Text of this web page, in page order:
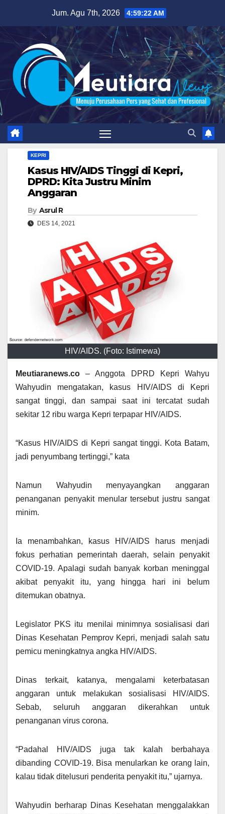
content
Jum. Agu 7th, 2026 4:59:23 AM
KEPRI
Kasus HIV/AIDS Tinggi di Kepri,
DPRD: Kita Justru Minim
Anggaran
By Asrul R
DES 14, 2021
HIV/AIDS. (Foto: Istimewa)
Meutiaranews.co – Anggota DPRD Kepri Wahyu
Wahyudin mengatakan, kasus HIV/AIDS di Kepri
sangat tinggi, dan sampai saat ini tercatat sudah
sekitar 12 ribu warga Kepri terpapar HIV/AIDS.
“Kasus HIV/AIDS di Kepri sangat tinggi. Kota Batam,
jadi penyumbang tertinggi,” kata
Namun Wahyudin menyayangkan anggaran
penanganan penyakit menular tersebut justru sangat
minim.
Ia menambahkan, kasus HIV/AIDS harus menjadi
fokus perhatian pemerintah daerah, selain penyakit
COVID-19. Apalagi sudah banyak korban meninggal
akibat penyakit itu, yang hingga hari ini belum
ditemukan obatnya.
Legislator PKS itu menilai minimnya sosialisasi dari
Dinas Kesehatan Pemprov Kepri, menjadi salah satu
pemicu meningkatnya angka HIV/AIDS.
Dinas terkait, katanya, mengalami keterbatasan
anggaran untuk melakukan sosialisasi HIV/AIDS.
Sebab, seluruh anggaran dikerahkan untuk
penanganan virus corona.
“Padahal HIV/AIDS juga tak kalah berbahaya
dibanding COVID-19. Bisa menularkan ke orang lain,
kalau tidak ditelusuri penderita penyakit itu,” ujarnya.
Wahyudin berharap Dinas Kesehatan menggalakkan